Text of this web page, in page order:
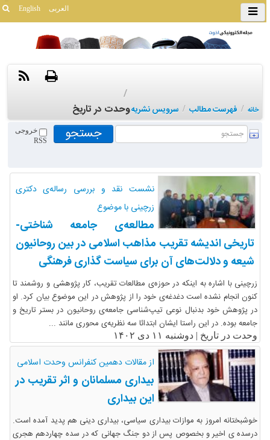
English العربی
خانه / فهرست مطالب / سرویس نشریه
/
وحدت در تاریخ
خروجی
RSS
نشست نقد و بررسی رساله‌ی دکتری
زرچینی با موضوع
مطالعه‌ی جامعه شناختی-
تاریخی اندیشه تقریب مذاهب اسلامی در بین روحانیون
شیعه و دلالت‌های آن برای سیاست گذاری فرهنگی
زرچینی با اشاره به اینکه در حوزه‌ی مطالعات تقریب، کار پژوهشی و روشمند تا
کنون انجام نشده است دغدغه‌ی خود را از پژوهش در این موضوع بیان کرد. او
در پژوهش خود بدنبال نوعی تیپ‌شناسی جامعه‌ی روحانیون در بستر تاریخ و
جامعه بوده. در این راستا ایشان ابتدائا سه نظریه‌ی محوری مانند ...
وحدت در تاریخ | دوشنبه ۱۱ دی ۱۴۰۲
از مقالات دهمین کنفرانس وحدت اسلامی
بیداری مسلمانان و اثر تقریب در
این بیداری
خوشبختانه امروز به موازات بیداری سیاسی، بیداری دینی هم پدید آمده است.
درسده ی اخیر و بخصوص پس از دو جنگ جهانی که در سده چهاردهم هجری